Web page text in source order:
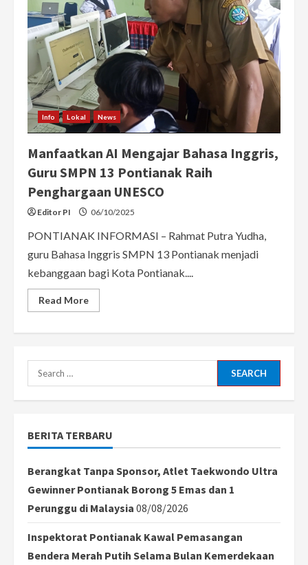
Info Lokal News
Manfaatkan AI Mengajar Bahasa Inggris,
Guru SMPN 13 Pontianak Raih
Penghargaan UNESCO
Editor PI 06/10/2025
PONTIANAK INFORMASI – Rahmat Putra Yudha,
guru Bahasa Inggris SMPN 13 Pontianak menjadi
kebanggaan bagi Kota Pontianak....
Read MoreRead
more
SMPN
UNESCO
Search
for:
BERITA TERBARU
Berangkat Tanpa Sponsor, Atlet Taekwondo Ultra
Gewinner Pontianak Borong 5 Emas dan 1
Perunggu di Malaysia 08/08/2026
Inspektorat Pontianak Kawal Pemasangan
Bendera Merah Putih Selama Bulan Kemerdekaan